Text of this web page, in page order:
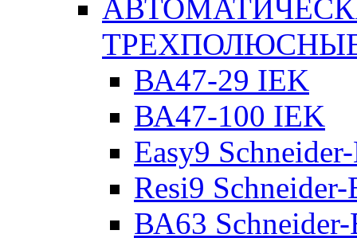
ВА47-29 IEK
ВА47-100 IEK
Easy9
Resi9
ВА63